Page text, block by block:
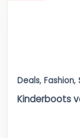
Deals, Fashion,
Kinderboots